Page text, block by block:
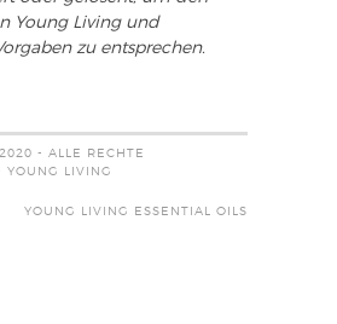
Young Living und
zu entsprechen.
- ALLE RECHTE
YOUNG LIVING
YOUNG LIVING ESSENTIAL OILS